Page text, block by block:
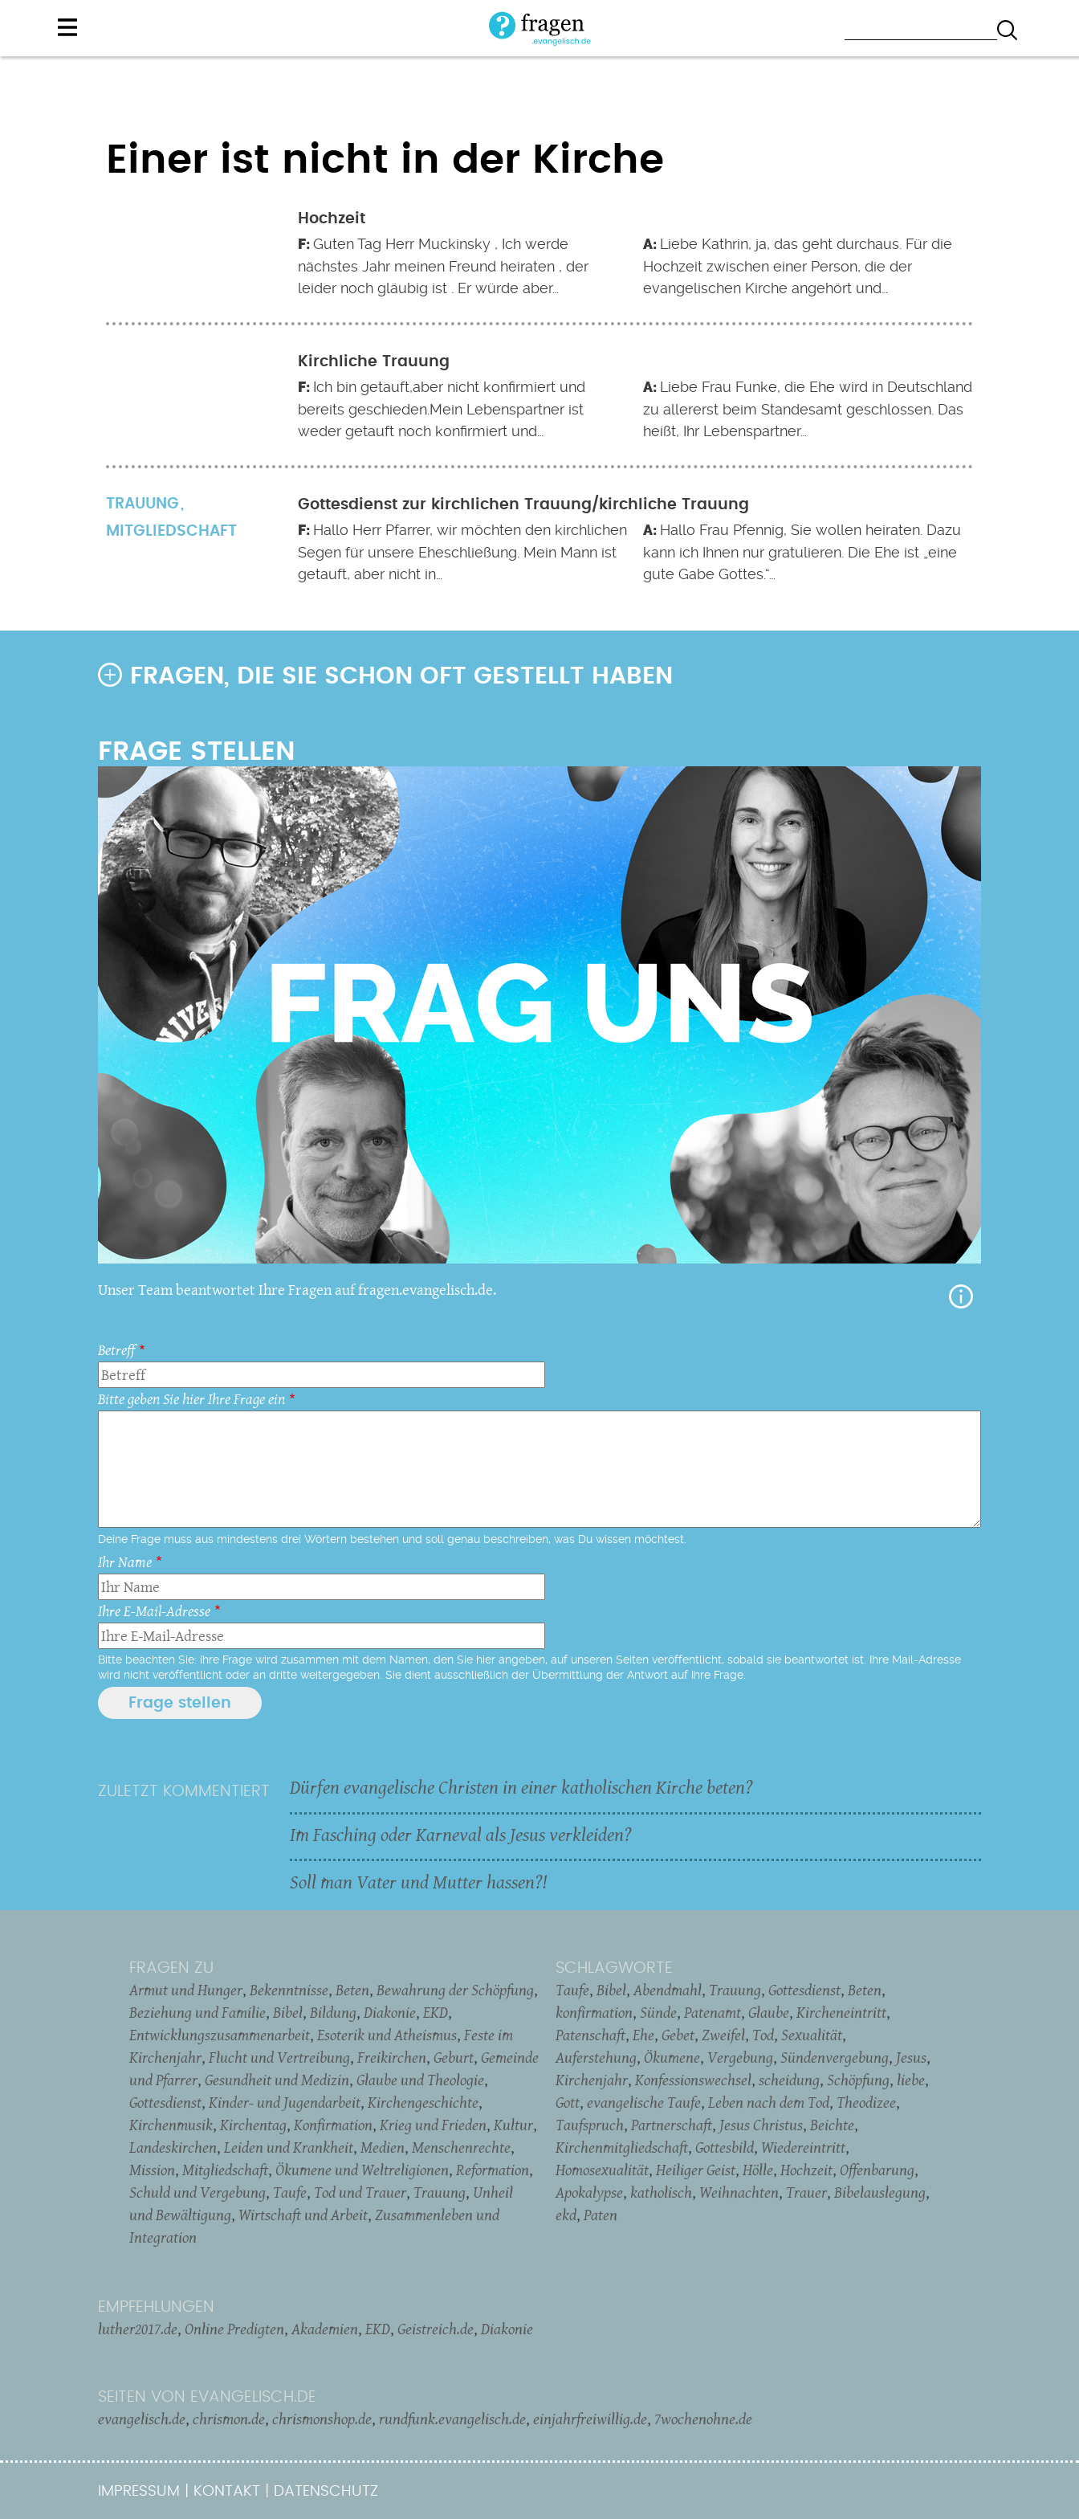
Einer ist nicht in der Kirche
Hochzeit
Guten Tag Herr Muckinsky , Ich werde
nächstes Jahr meinen Freund heiraten , der
leider noch gläubig ist . Er würde aber…
Liebe Kathrin, ja, das geht durchaus. Für die
Hochzeit zwischen einer Person, die der
evangelischen Kirche angehört und…
Kirchliche Trauung
Ich bin getauft,aber nicht konfirmiert und
bereits geschieden.Mein Lebenspartner ist
weder getauft noch konfirmiert und…
Liebe Frau Funke, die Ehe wird in Deutschland
zu allererst beim Standesamt geschlossen. Das
heißt, Ihr Lebenspartner…
TRAUUNG
MITGLIEDSCHAFT
Gottesdienst zur kirchlichen Trauung/kirchliche Trauung
Hallo Herr Pfarrer, wir möchten den kirchlichen
Segen für unsere Eheschließung. Mein Mann ist
getauft, aber nicht in…
Hallo Frau Pfennig, Sie wollen heiraten. Dazu
kann ich Ihnen nur gratulieren. Die Ehe ist „eine
gute Gabe Gottes.“…
FRAGEN, DIE SIE SCHON OFT GESTELLT HABEN
Unser Team beantwortet Ihre Fragen auf fragen.evangelisch.de.
Betreff
Bitte geben Sie hier Ihre Frage ein
Deine Frage muss aus mindestens drei Wörtern bestehen und soll genau beschreiben, was Du wissen möchtest.
Ihr Name
Ihre E-Mail-Adresse
Bitte beachten Sie: Ihre Frage wird zusammen mit dem Namen, den Sie hier angeben, auf unseren Seiten veröffentlicht, sobald sie beantwortet ist. Ihre Mail-Adresse
wird nicht veröffentlicht oder an dritte weitergegeben. Sie dient ausschließlich der Übermittlung der Antwort auf Ihre Frage.
ZULETZT KOMMENTIERT
Dürfen evangelische Christen in einer katholischen Kirche beten?
Im Fasching oder Karneval als Jesus verkleiden?
Soll man Vater und Mutter hassen?!
FRAGEN ZU
Armut und Hunger Bekenntnisse Beten Bewahrung der Schöpfung
Beziehung und Familie Bibel Bildung Diakonie EKD
Entwicklungszusammenarbeit Esoterik und Atheismus Feste im
Kirchenjahr Flucht und Vertreibung Freikirchen Geburt Gemeinde
und Pfarrer Gesundheit und Medizin Glaube und Theologie
Gottesdienst Kinder- und Jugendarbeit Kirchengeschichte
Kirchenmusik Kirchentag Konfirmation Krieg und Frieden Kultur
Landeskirchen Leiden und Krankheit Medien Menschenrechte
Mission Mitgliedschaft Ökumene und Weltreligionen Reformation
Schuld und Vergebung Taufe Tod und Trauer Trauung Unheil
und Bewältigung Wirtschaft und Arbeit Zusammenleben und
Integration
SCHLAGWORTE
Taufe Bibel Abendmahl Trauung Gottesdienst Beten
konfirmation Sünde Patenamt Glaube Kircheneintritt
Patenschaft Ehe Gebet Zweifel Tod Sexualität
Auferstehung Ökumene Vergebung Sündenvergebung Jesus
Kirchenjahr Konfessionswechsel scheidung Schöpfung liebe
Gott evangelische Taufe Leben nach dem Tod Theodizee
Taufspruch Partnerschaft Jesus Christus Beichte
Kirchenmitgliedschaft Gottesbild Wiedereintritt
Homosexualität Heiliger Geist Hölle Hochzeit Offenbarung
Apokalypse katholisch Weihnachten Trauer Bibelauslegung
ekd Paten
EMPFEHLUNGEN
luther2017.de Online Predigten Akademien EKD Geistreich.de Diakonie
SEITEN VON EVANGELISCH.DE
evangelisch.de chrismon.de chrismonshop.de rundfunk.evangelisch.de einjahrfreiwillig.de 7wochenohne.de
IMPRESSUM KONTAKT DATENSCHUTZ